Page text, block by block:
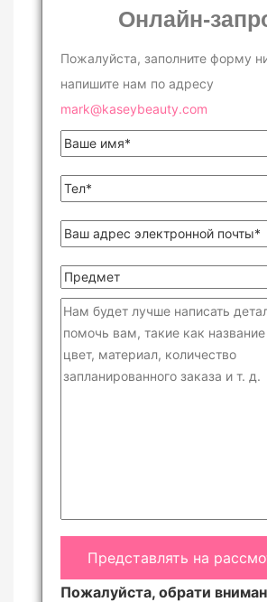
Онлайн-
Пожалуйста, заполните форму
напишите нам по адресу
mark@kaseybeauty.com
Пожалуйста, обрати